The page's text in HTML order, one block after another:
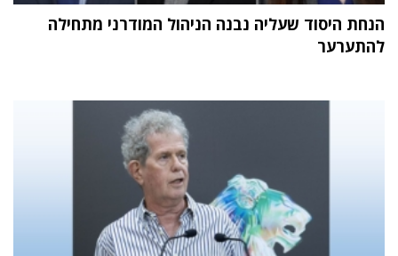
הנחת היסוד שעליה נבנה הניהול המודרני מתחילה
להתערער